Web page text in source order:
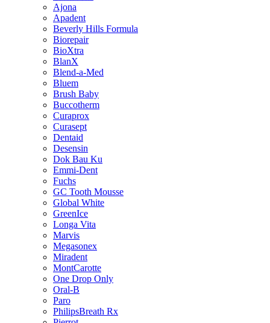
Ajona
Apadent
Beverly Hills Formula
Biorepair
BioXtra
BlanX
Blend-a-Med
Bluem
Brush Baby
Buccotherm
Curaprox
Curasept
Dentaid
Desensin
Dok Bau Ku
Emmi-Dent
Fuchs
GC Tooth Mousse
Global White
GreenIce
Longa Vita
Marvis
Megasonex
Miradent
MontCarotte
One Drop Only
Oral-B
Paro
PhilipsBreath Rx